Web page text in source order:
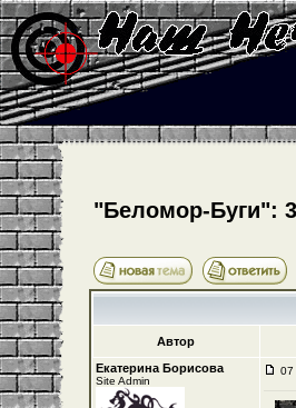
"Беломор-Буги":
Автор
Екатерина Борисова
Site Admin
07